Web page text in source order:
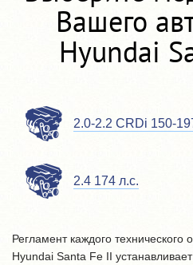
Вашего
Hyundai
2.0-2.2 CRDi 150-
2.4 174 л.с.
Регламент каждого
Hyundai Santa Fe II